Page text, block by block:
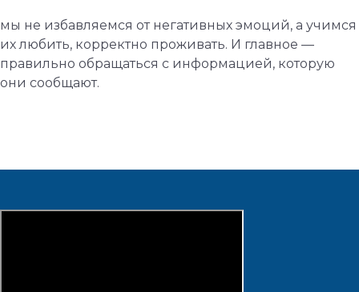
мы не избавляемся от негативных эмоций, а учимся
их любить, корректно проживать. И главное —
правильно обращаться с информацией, которую
они сообщают.